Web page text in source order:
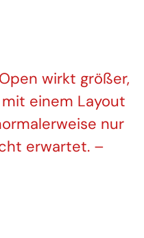
wirkt größer,
einem Layout
nur
erwartet. –